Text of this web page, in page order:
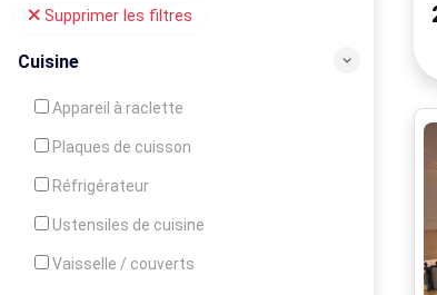
Supprimer les filtres
Cuisine
Appareil à raclette
Plaques de cuisson
Réfrigérateur
Ustensiles de cuisine
Vaisselle / couverts